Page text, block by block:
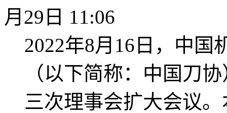
月29日 11:06
2022年8月16日，中国
（以下简称：中国刀
三次理事会扩大会议